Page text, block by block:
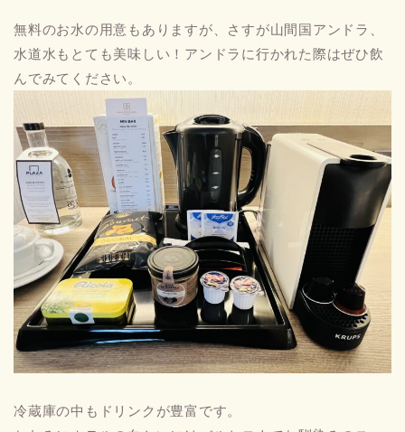
無料のお水の用意もありますが、さすが山間国アンドラ、
水道水もとても美味しい！アンドラに行かれた際はぜひ飲
んでみてください。
冷蔵庫の中もドリンクが豊富です。